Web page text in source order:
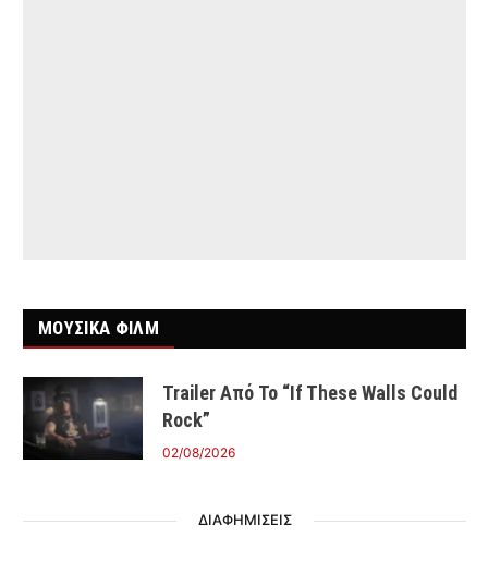
ΜΟΥΣΙΚΑ ΦΙΛΜ
Trailer Από Το “If These Walls Could
Rock”
02/08/2026
ΔΙΑΦΗΜΙΣΕΙΣ